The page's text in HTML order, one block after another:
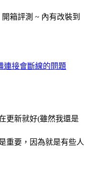
箱評測 ~ 內有改裝到
連接會斷線的問題
更新就好(雖然我還是
重要，因為就是有些人